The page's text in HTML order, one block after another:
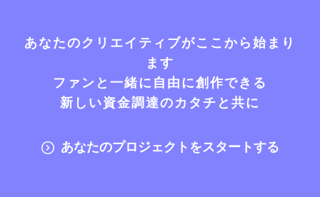
あなたのクリエイティブがここから始まり
ます
ファンと一緒に自由に創作できる
新しい資金調達のカタチと共に
あなたのプロジェクトをスタートする